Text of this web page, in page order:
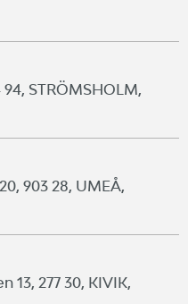
STRÖMSHOLM,
903 28, UMEÅ,
13, 277 30, KIVIK,